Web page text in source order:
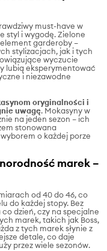
must-have w
styl i wygodę. Zielone
garderoby –
stylizacjach, jak i tych
wyczucie
lubią eksperymentować
i niezawodne
oryginalności i
uwagę. Mokasyny w
na jeden sezon – ich
stonowana
o każdej porze
marek –
od 40 do 46, co
do każdej stopy. Bez
dzień, czy na specjalne
marek, takich jak Boss,
z tych marek słynie z
detale, co daje
przez wiele sezonów.